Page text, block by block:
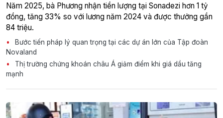
Năm 2025, bà Phương nhận tiền lượng tại Sonadezi hơn 1 tỷ
đồng, tăng 33% so với lương năm 2024 và được thưởng gần
84 triệu.
Bước tiến pháp lý quan trọng tại các dự án lớn của Tập đoàn
Novaland
Thị trường chứng khoán châu Á giảm điểm khi giá dầu tăng
mạnh